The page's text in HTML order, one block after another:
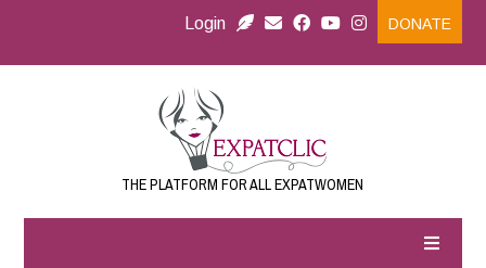
Login DONATE
THE PLATFORM FOR ALL EXPATWOMEN